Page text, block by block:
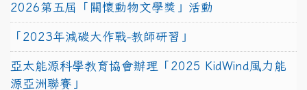
2026第五屆「關懷動物文學獎」活動
「2023年減碳大作戰-教師研習」
亞太能源科學教育協會辦理「2025 KidWind風力能
源亞洲聯賽」